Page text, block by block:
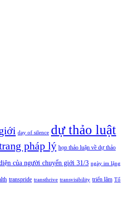
day of silence dự thảo luật
pháp lý họp thảo luận về dự thảo
của người chuyển giới 31/3 ngày im lặng
transpride transthrive transvisibility triển lãm Tổ